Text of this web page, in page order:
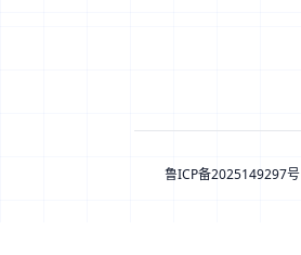
鲁ICP备2025149297号